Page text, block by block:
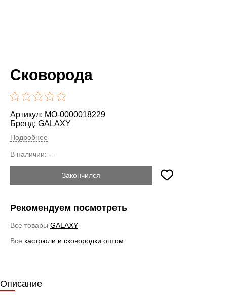
Сковорода
Артикул: MO-0000018229
Бренд: GALAXY
Подробнее
В наличии: --
Закончился
Рекомендуем посмотреть
Все товары GALAXY
Все кастрюли и сковородки оптом
Описание